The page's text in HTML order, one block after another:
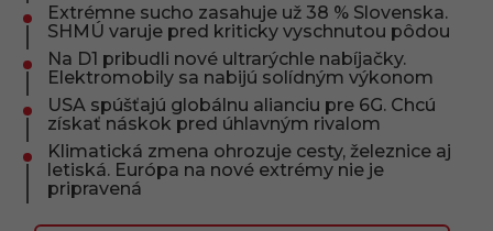
Extrémne sucho zasahuje už 38 % Slovenska.
SHMÚ varuje pred kriticky vyschnutou pôdou
Na D1 pribudli nové ultrarýchle nabíjačky.
Elektromobily sa nabijú solídným výkonom
USA spúšťajú globálnu alianciu pre 6G. Chcú
získať náskok pred úhlavným rivalom
Klimatická zmena ohrozuje cesty, železnice aj
letiská. Európa na nové extrémy nie je
pripravená